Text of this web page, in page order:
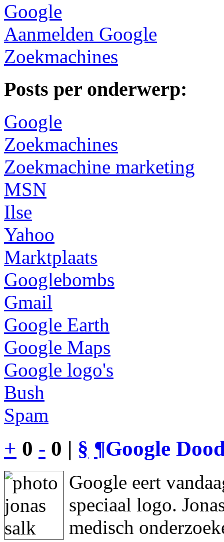
Google
Aanmelden Google
Zoekmachines
Posts per onderwerp:
Google
Zoekmachines
Zoekmachine marketing
MSN
Ilse
Yahoo
Marktplaats
Googlebombs
Gmail
Google Earth
Google Maps
Google logo's
Bush
Spam
+ 0 - 0 | § ¶Google
Google eert
speciaal logo.
medisch